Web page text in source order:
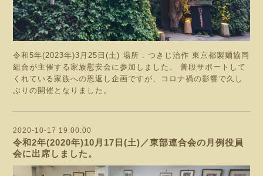
令和5年(2023年)3月25日(土) 場所 : つきじ治作 東京都製麺協同
組合が主催する家族慰安会に参加しました。 普段サポートして
くれている家族への恩返し企画ですが、コロナ禍の影響で久し
ぶりの開催となりました。
2020-10-17 19:00:00
令和2年(2020年)10月17日(土)／東部連合会の月例役員
会に出席しました。